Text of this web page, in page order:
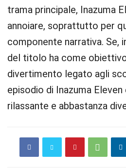
trama principale, Inazuma
annoiare, soprattutto per
componente narrativa. Se,
del titolo ha come
divertimento legato agli
episodio di Inazuma
rilassante e abbastanza